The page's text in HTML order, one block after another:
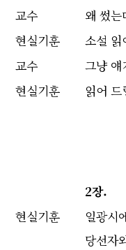
교수
왜 썼는
현실기훈
소설 읽
교수
그냥 얘
현실기훈
읽어 드
2장.
현실기훈
일광시
당선